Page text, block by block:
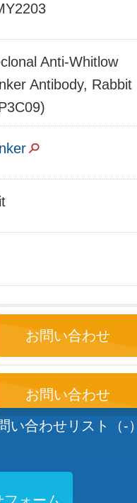
Anti-Whitlow
Antibody, Rabbit
お問い合わせ
お問い合わせ
い合わせリスト （-